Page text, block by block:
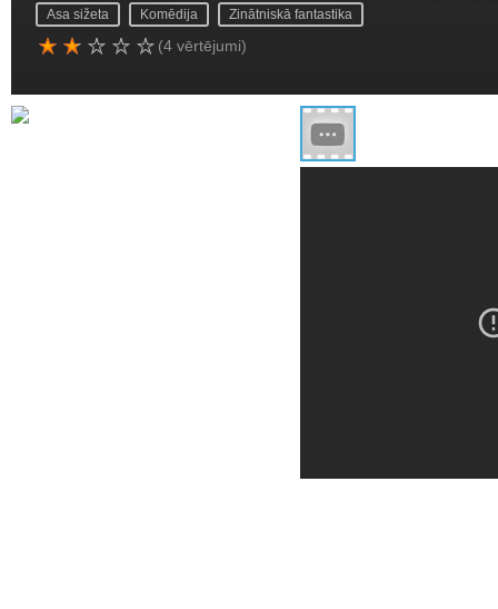
Asa sižeta Komēdija Zinātniskā fantastika
(4 vērtējumi)